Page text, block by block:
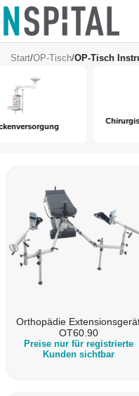
OP-Tisch
Start/OP-Tisch/OP-Tisch
Chirurgische Absauggeräte
Orthopädie
OT60.90
Preise nur für registrierte
Kunden sichtbar